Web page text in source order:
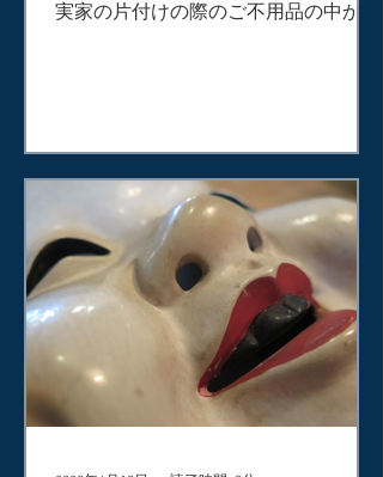
実家の片付けの際のご不用品の中か
た。お話をお伺いしたところ、時代も
あり、た...